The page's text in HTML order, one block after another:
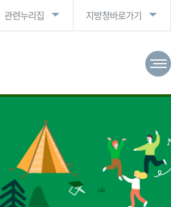
관련누리집 지방청바로가기